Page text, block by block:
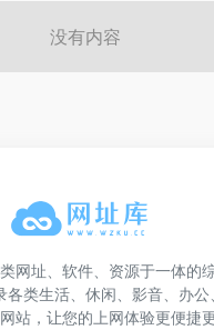
没有内容
网址、软件、资源于一体的
各类生活、休闲、影音、办
站，让您的上网体验更便捷